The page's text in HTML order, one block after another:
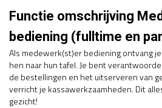
Functie omschrijving
bediening (fulltime en
Als medewerk(st)er bediening ontvang
hen naar hun tafel. Je bent
de bestellingen en het uitserveren van
verricht je kassawerkzaamheden. Dit
gezicht!